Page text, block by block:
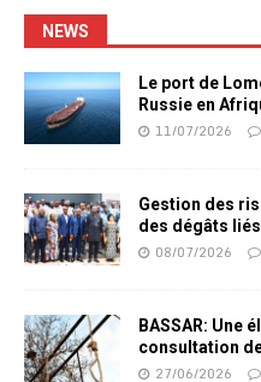
NEWS
Le port de
Russie en
11/07/2026
Gestion des
des dégâts
08/07/2026
BASSAR: Une
consultation
27/06/2026